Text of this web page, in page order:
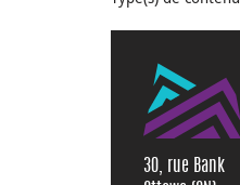
30, rue Bank